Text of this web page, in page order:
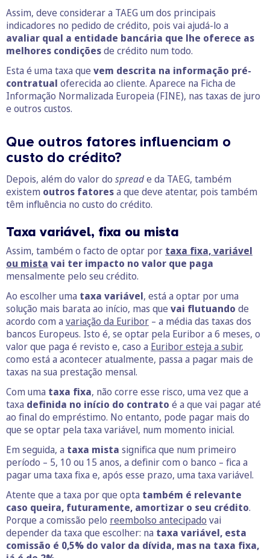
Assim, deve considerar a TAEG um dos principais
indicadores no pedido de crédito, pois vai ajudá-lo a
avaliar qual a entidade bancária que lhe oferece as
melhores condiçõesde crédito num todo.
Esta é uma taxa que vem descrita na informação pré-
contratual oferecida ao cliente. Aparece na Ficha de
Informação Normalizada Europeia (FINE), nas taxas de juro
e outros custos.
Que outros fatores influenciam o
custo do crédito?
Depois, além do valor do spreade da TAEG, também
existem outros fatoresa que deve atentar, pois também
têm influência no custo do crédito.
Taxa variável, fixa ou mista
Assim, também o facto de optar por taxa fixa, variável
ou mista vai ter impacto no valor que paga
mensalmente pelo seu crédito.
Ao escolher uma taxa variável, está a optar por uma
solução mais barata ao início, mas que vai flutuando de
acordo com a variação da Euribor – a média das taxas dos
bancos Europeus. Isto é, se optar pela Euribor a 6 meses, o
valor que paga é revisto e, caso a Euribor esteja a subir,
como está a acontecer atualmente, passa a pagar mais de
taxas na sua prestação mensal.
Com uma taxa fixa, não corre esse risco, uma vez que a
taxa definida no início do contrato é a que vai pagar até
ao final do empréstimo. No entanto, pode pagar mais do
que se optar pela taxa variável, num momento inicial.
Em seguida, a taxa mista significa que num primeiro
período – 5, 10 ou 15 anos, a definir com o banco – fica a
pagar uma taxa fixa e, após esse prazo, uma taxa variável.
Atente que a taxa por que opta também é relevante
caso queira, futuramente, amortizar o seu crédito.
Porque a comissão pelo reembolso antecipado vai
depender da taxa que escolher: na taxa variável, esta
comissão é 0,5% do valor da dívida, mas na taxa fixa,